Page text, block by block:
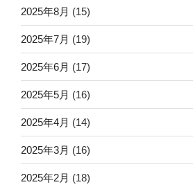
2025年8月 (15)
2025年7月 (19)
2025年6月 (17)
2025年5月 (16)
2025年4月 (14)
2025年3月 (16)
2025年2月 (18)